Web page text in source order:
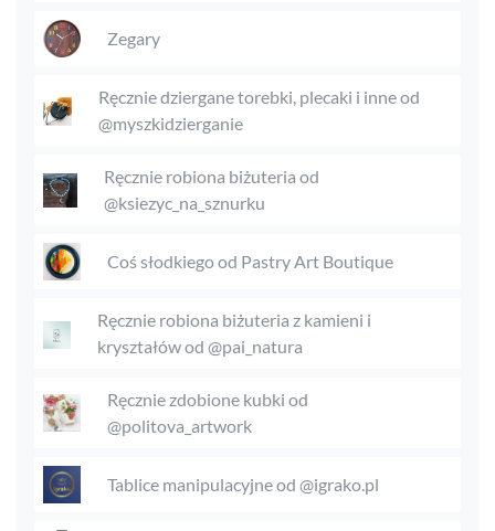
Zegary
Ręcznie dziergane torebki, plecaki i inne od
@myszkidzierganie
Ręcznie robiona biżuteria od
@ksiezyc_na_sznurku
Coś słodkiego od Pastry Art Boutique
Ręcznie robiona biżuteria z kamieni i
kryształów od @pai_natura
Ręcznie zdobione kubki od
@politova_artwork
Tablice manipulacyjne od @igrako.pl